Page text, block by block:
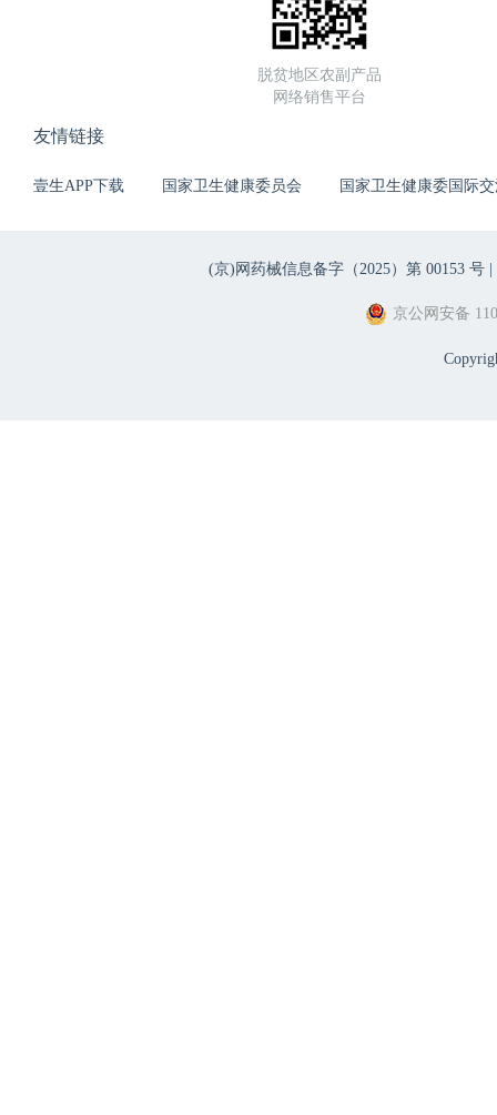
脱贫地区农副产品
网络销售平台
友情链接
壹生APP下载 国家卫生健康委员会 国家卫生健康委国际
(京)网药械信息备字（2025）第 00153 号 |
京公网安备